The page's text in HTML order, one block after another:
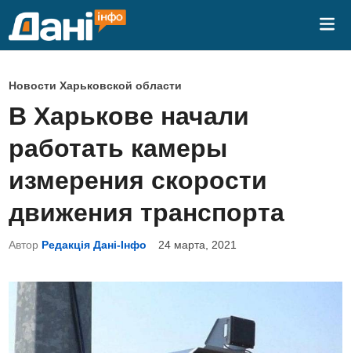
О
п
у
б
л
и
к
о
а
в
Новости Харьковской области
В Харькове начали
работать камеры
измерения скорости
движения транспорта
Автор Редакція Дані-Інфо 24 марта, 2021